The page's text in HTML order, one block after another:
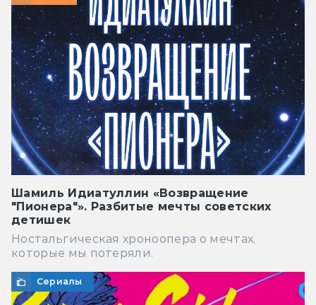
Шамиль Идиатуллин «Возвращение
"Пионера"». Разбитые мечты советских
детишек
Ностальгическая хроноопера о мечтах,
которые мы потеряли.
Сериалы